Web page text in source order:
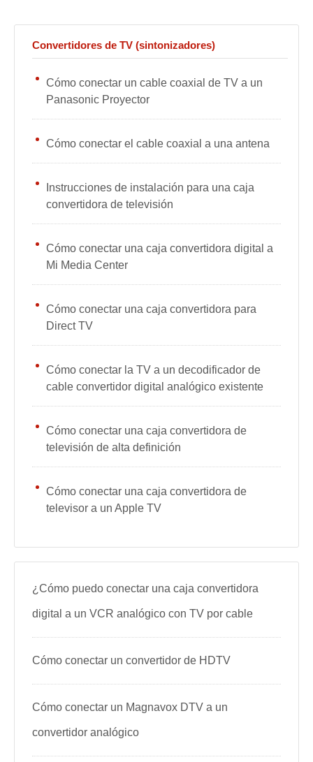
Convertidores de TV (sintonizadores)
Cómo conectar un cable coaxial de TV a un
Panasonic Proyector
Cómo conectar el cable coaxial a una antena
Instrucciones de instalación para una caja
convertidora de televisión
Cómo conectar una caja convertidora digital a
Mi Media Center
Cómo conectar una caja convertidora para
Direct TV
Cómo conectar la TV a un decodificador de
cable convertidor digital analógico existente
Cómo conectar una caja convertidora de
televisión de alta definición
Cómo conectar una caja convertidora de
televisor a un Apple TV
¿Cómo puedo conectar una caja convertidora
digital a un VCR analógico con TV por cable
Cómo conectar un convertidor de HDTV
Cómo conectar un Magnavox DTV a un
convertidor analógico